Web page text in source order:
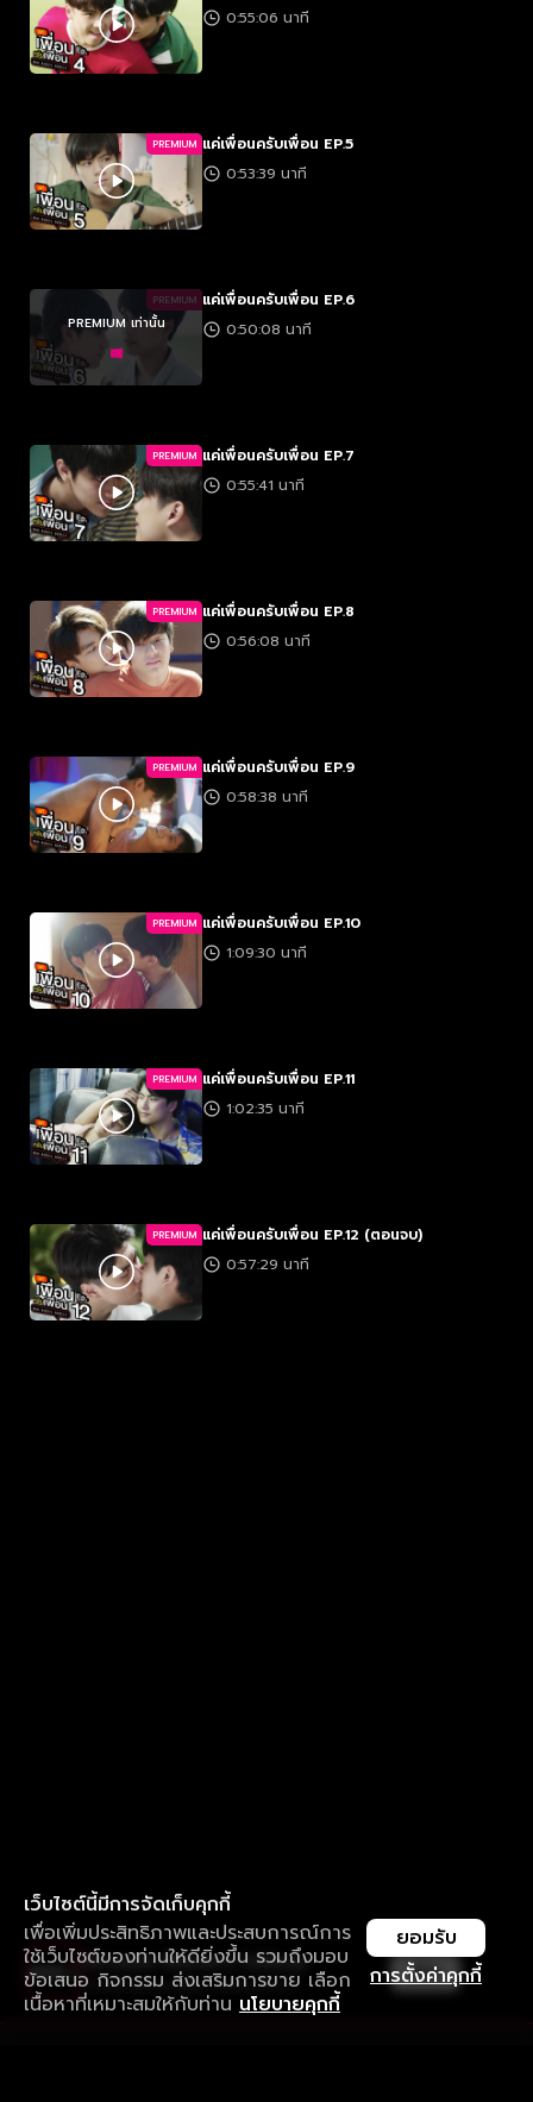
0:55:06 นาที
PREMIUM แค่เพื่อนครับเพื่อน EP.5
0:53:39 นาที
PREMIUM
PREMIUM เท่านั้น
แค่เพื่อนครับเพื่อน EP.6
0:50:08 นาที
PREMIUM แค่เพื่อนครับเพื่อน EP.7
0:55:41 นาที
PREMIUM แค่เพื่อนครับเพื่อน EP.8
0:56:08 นาที
PREMIUM แค่เพื่อนครับเพื่อน EP.9
0:58:38 นาที
PREMIUM แค่เพื่อนครับเพื่อน EP.10
1:09:30 นาที
PREMIUM แค่เพื่อนครับเพื่อน EP.11
1:02:35 นาที
PREMIUM แค่เพื่อนครับเพื่อน EP.12 (ตอนจบ)
0:57:29 นาที
เว็บไซต์นี้มีการจัดเก็บคุกกี้
เพื่อเพิ่มประสิทธิภาพและประสบการณ์การ
ใช้เว็บไซต์ของท่านให้ดียิ่งขึ้น รวมถึงมอบ
ข้อเสนอ กิจกรรม ส่งเสริมการขาย เลือก
เนื้อหาที่เหมาะสมให้กับท่าน นโยบายคุกกี้
การตั้งค่าคุกกี้
ยอมรับ
ใช้งานแอป ลื่นไหลกว่า ไม่มีสะดุด
ดาวน์โหลดแอปเพื่อการรับชมที่ดีกว่า เปิด